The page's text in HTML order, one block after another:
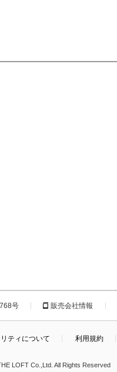
号 販売会社情報
ティについて 利用規約
LOFT Co.,Ltd. All Rights Reserved